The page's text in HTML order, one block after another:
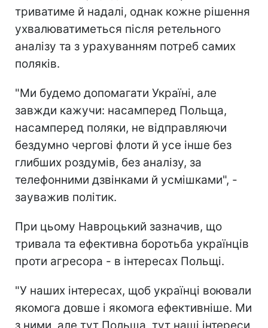
триватиме й надалі, однак кожне рішення
ухвалюватиметься після ретельного
аналізу та з урахуванням потреб самих
поляків.
"Ми будемо допомагати Україні, але
завжди кажучи: насамперед Польща,
насамперед поляки, не відправляючи
бездумно чергові флоти й усе інше без
глибших роздумів, без аналізу, за
телефонними дзвінками й усмішками", -
зауважив політик.
При цьому Навроцький зазначив, що
тривала та ефективна боротьба українців
проти агресора - в інтересах Польщі.
"У наших інтересах, щоб українці воювали
якомога довше і якомога ефективніше. Ми
з ними, але тут Польща, тут наші інтереси,